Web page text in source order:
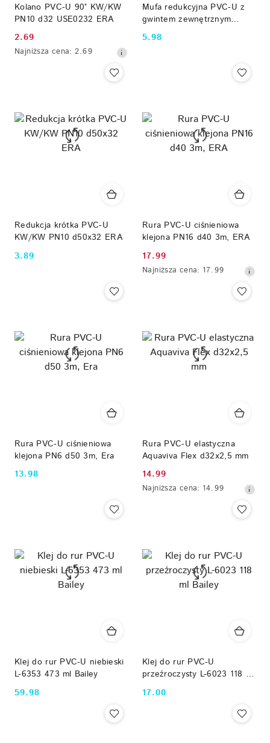
Kolano PVC-U 90° KW/KW
PN10 d32 USE0232 ERA
Cena
promocyjna:
2.69
Najniższa
obniżką
Najniższa cena: 2.69
Mufa redukcyjna PVC-U z
gwintem zewnętrznym
KZ/KW/GZ d63/50x1½"
USM00163/50 ERA
Cena:
5.98
Redukcja krótka PVC-U
KW/KW PN10 d50x32 ERA
Cena:
3.89
Rura PVC-U ciśnieniowa
klejona PN16 d40 3m, ERA
Cena
promocyjna:
17.99
Najniższa
obniżką
Najniższa cena: 17.99
Rura PVC-U ciśnieniowa
klejona PN6 d50 3m, Era
Cena:
13.98
Rura PVC-U elastyczna
Aquaviva Flex d32x2,5 mm
Cena
promocyjna:
14.99
Najniższa
obniżką
Najniższa cena: 14.99
Klej do rur PVC-U niebieski
L-6353 473 ml Bailey
Cena:
59.98
Klej do rur PVC-U
przeźroczysty L-6023 118 ml
Bailey
Cena:
17.00